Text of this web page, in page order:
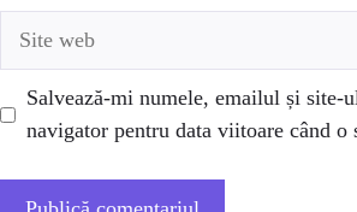
Salvează-mi numele, emailul și site-
navigator pentru data viitoare când o